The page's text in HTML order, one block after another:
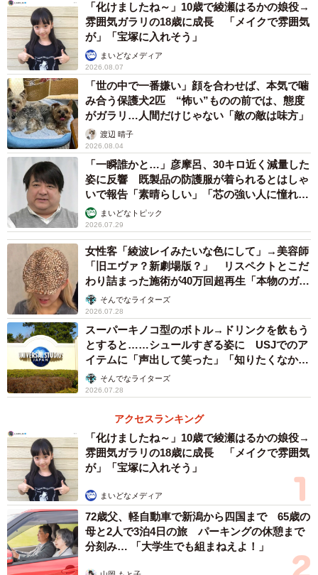
落ち込んだときには、友人との何気ない会話に救われるこ
ともあったそうです。
京都大学医学部を目指した背景には、幼い頃から抱いてい
た思いがありました。「病気で苦しむ方を支えられる存在
になりたい」という気持ちが原点にあり、成長するにつれ
てその思いはさらに強くなっていったといいます。これま
で支えてくれた人たちへの感謝を、将来は社会に還元した
いという思いも、医学の道を志す原動力になったそうで
す。
受験生活は決して平坦ではなく、不安やプレッシャーと向
き合う日々が続きました。それでも努力を積み重ね、合格
を知った瞬間は「大きな安堵感に包まれた」と振り返りま
す。同時に、周囲への感謝とともに、「ここからが新たな
スタートだ」と感じたといいます。
今の自分から当時の自分へは、「大丈夫。未来は明るいか
ら、周りの方々や勉強できる環境に感謝して頑張ってね」
と伝えたいそうです。
大学入学後は、イベント出演のスカウトをきっかけに芸能
活動を始めました。もともと幼少期から芸能の世界に憧れ
はあったものの、学生時代は学業を優先してきた一条さ
ん。受験期にドラマに励まされた経験から、「誰かの心に
寄り添い、前向きな力を届けられる存在になりたい」と考
えるようになり、表現の世界を志すようになったといいま
す。
「化けましたね～」10歳で綾瀬はるかの娘役→
雰囲気ガラリの18歳に成長 「メイクで雰囲気
が」「宝塚に入れそう」
まいどなメディア
2026.08.07
「世の中で一番嫌い」顔を合わせば、本気で噛
み合う保護犬2匹 “怖い”ものの前では、態度
がガラリ…人間だけじゃない「敵の敵は味方」
渡辺 晴子
2026.08.04
「一瞬誰かと…」彦摩呂、30キロ近く減量した
姿に反響 既製品の防護服が着られるとはしゃ
いで報告「素晴らしい」「芯の強い人に憧れま
す」まいどなトピック
2026.07.29
女性客「綾波レイみたいな色にして」→美容師
「旧エヴァ？新劇場版？」 リスペクトとこだ
わり詰まった施術が40万回超再生「本物のガチ
勢」そんでなライターズ
2026.07.28
スーパーキノコ型のボトル→ドリンクを飲もう
とすると……シュールすぎる姿に USJでのア
イテムに「声出して笑った」「知りたくなかっ
た真実」
そんでなライターズ
2026.07.28
アクセスランキング
「化けましたね～」10歳で綾瀬はるかの娘役→
雰囲気ガラリの18歳に成長 「メイクで雰囲気
が」「宝塚に入れそう」
まいどなメディア
72歳父、軽自動車で新潟から四国まで 65歳の
母と2人で3泊4日の旅 パーキングの休憩まで
分刻み… 「大学生でも組まねえよ！」